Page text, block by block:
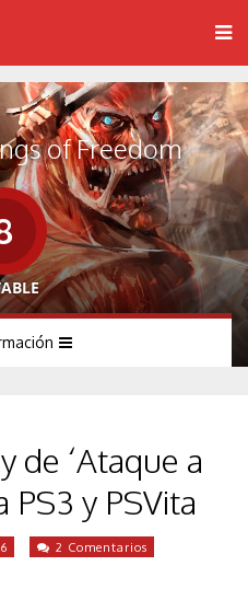
of Freedom
de ‘Ataque a
PS3 y PSVita
2 Comentarios